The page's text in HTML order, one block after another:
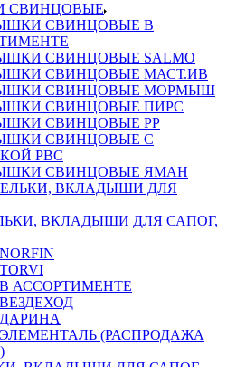
СВИНЦОВЫЕ
СВИНЦОВЫЕ В
СВИНЦОВЫЕ SALMO
СВИНЦОВЫЕ МАСТ.ИВ
СВИНЦОВЫЕ МОРМЫШ
СВИНЦОВЫЕ ПИРС
СВИНЦОВЫЕ РР
СВИНЦОВЫЕ С
РВС
СВИНЦОВЫЕ ЯМАН
ВКЛАДЫШИ ДЛЯ САПОГ,
АССОРТИМЕНТЕ
(РАСПРОДАЖА